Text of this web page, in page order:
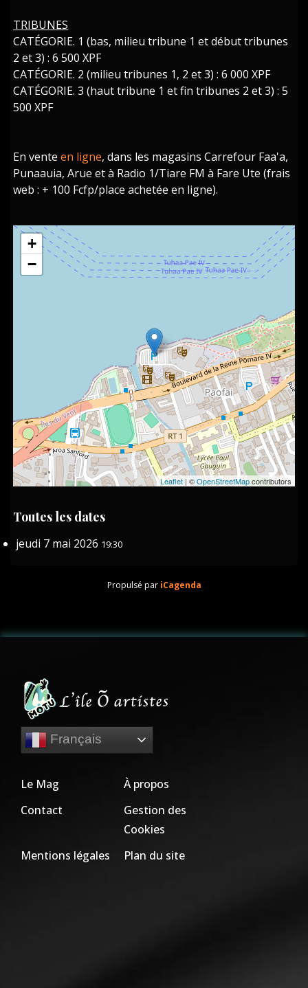
TRIBUNES
CATÉGORIE. 1 (bas, milieu tribune 1 et début tribunes
2 et 3) : 6 500 XPF
CATÉGORIE. 2 (milieu tribunes 1, 2 et 3) : 6 000 XPF
CATÉGORIE. 3 (haut tribune 1 et fin tribunes 2 et 3) : 5
500 XPF
En venteen ligne, dans les magasins Carrefour Faa'a,
Punaauia, Arue et à Radio 1/Tiare FM à Fare Ute (frais
web : + 100 Fcfp/place achetée en ligne).
+
−
Leaflet| ©OpenStreetMapcontributors
Toutes les dates
jeudi 7 mai 2026 19:30
Propulsé par iCagenda
Français
Le Mag
À propos
Contact
Gestion des
Cookies
Mentions légales
Plan du site